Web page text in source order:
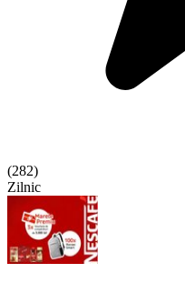
(282)
Zilnic